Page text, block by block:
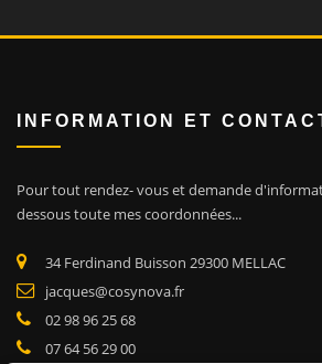
INFORMATION ET
Pour tout rendez- vous et demande
dessous toute mes coordonnées...
34 Ferdinand Buisson 29300 MELLAC
jacques@cosynova.fr
02 98 96 25 68
07 64 56 29 00